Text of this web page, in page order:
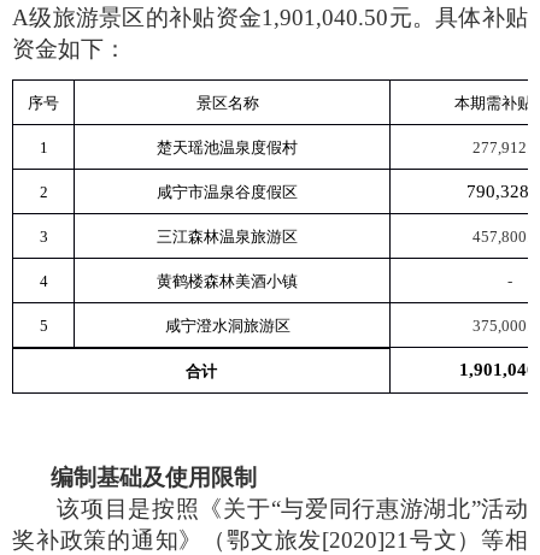
A级旅游景区的补贴资金1,901,040.50元。具体补贴
资金如下：
序号 景区名称 本期需补贴
1 楚天瑶池温泉度假村
2 咸宁市温泉谷度假区
3 三江森林温泉旅游区
4 黄鹤楼森林美酒小镇 -
5 咸宁澄水洞旅游区
合计
编制基础及使用限制
该项目是按照《关于“与爱同行惠游湖北”活动
奖补政策的通知》（鄂文旅发[2020]21 号文）等相